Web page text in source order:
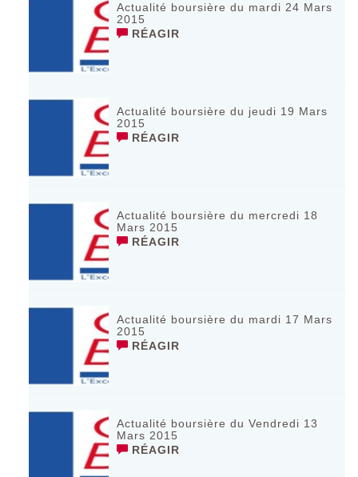
Actualité boursière du mardi 24 Mars
2015
RÉAGIR
Actualité boursière du jeudi 19 Mars
2015
RÉAGIR
Actualité boursière du mercredi 18
Mars 2015
RÉAGIR
Actualité boursière du mardi 17 Mars
2015
RÉAGIR
Actualité boursière du Vendredi 13
Mars 2015
RÉAGIR